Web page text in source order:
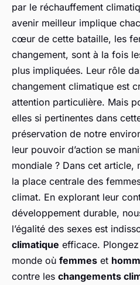
par le réchauffement
avenir meilleur implique
cœur de cette bataille, les
changement, sont à la fois
plus impliquées. Leur rôle
changement climatique est
attention particulière. Mais
elles si pertinentes dans
préservation de notre
leur pouvoir d’action se
mondiale ? Dans cet article,
la place centrale des
climat. En explorant leur
développement durable,
l’égalité des sexes est
climatique efficace.
monde où femmes et
contre les changements